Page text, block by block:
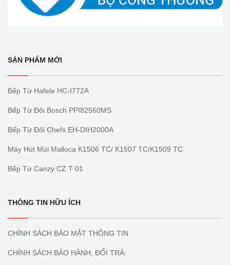
SẢN PHẨM MỚI
Bếp Từ Hafele HC-I772A
Bếp Từ Đôi Bosch PPI82560MS
Bếp Từ Đôi Chefs EH-DIH2000A
Máy Hút Mùi Malloca K1506 TC/ K1507 TC/K1509 TC
Bếp Từ Canzy CZ T 01
THÔNG TIN HỮU ÍCH
CHÍNH SÁCH BẢO MẬT THÔNG TIN
CHÍNH SÁCH BẢO HÀNH, ĐỔI TRẢ: